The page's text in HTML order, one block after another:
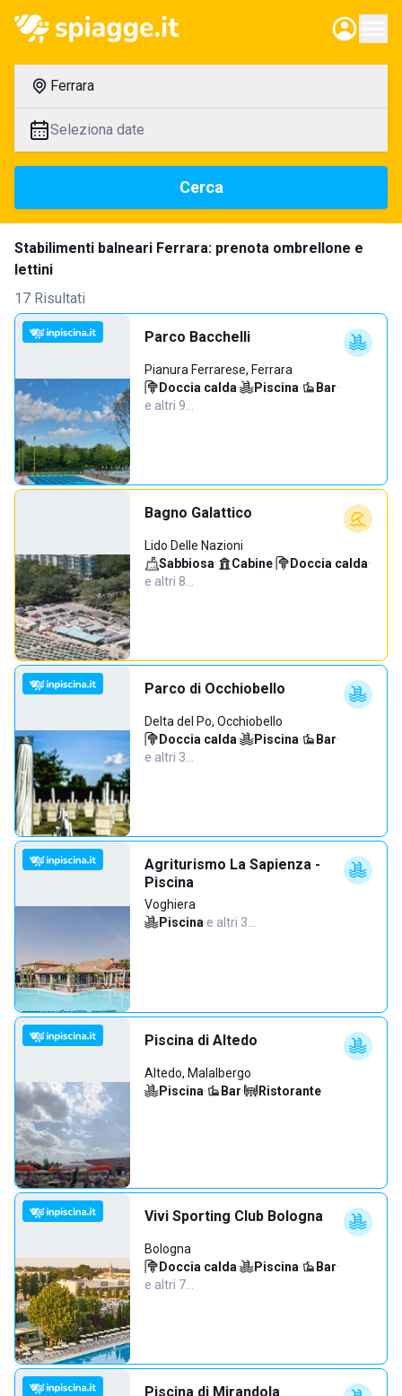
Ferrara
Seleziona date
Cerca
Stabilimenti balneari Ferrara: prenota ombrellone e
lettini
17 Risultati
Parco Bacchelli
Pianura Ferrarese, Ferrara
Doccia calda· Piscina· Bar·
e altri 9…
Bagno Galattico
Lido Delle Nazioni
Sabbiosa· Cabine· Doccia calda·
e altri 8…
Parco di Occhiobello
Delta del Po, Occhiobello
Doccia calda· Piscina· Bar·
e altri 3…
Agriturismo La Sapienza -
Piscina
Voghiera
Piscina·e altri 3…
Piscina di Altedo
Altedo, Malalbergo
Piscina· Bar· Ristorante
Vivi Sporting Club Bologna
Bologna
Doccia calda· Piscina· Bar·
e altri 7…
Piscina di Mirandola